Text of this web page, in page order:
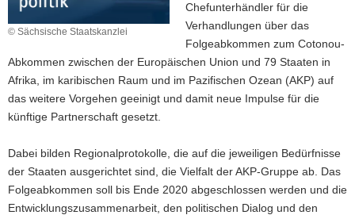
© Sächsische Staatskanzlei
Chefunterhändler für die
Verhandlungen über das
Folgeabkommen zum Cotonou-
Abkommen zwischen der Europäischen Union und 79 Staaten in
Afrika, im karibischen Raum und im Pazifischen Ozean (AKP) auf
das weitere Vorgehen geeinigt und damit neue Impulse für die
künftige Partnerschaft gesetzt.
Dabei bilden Regionalprotokolle, die auf die jeweiligen Bedürfnisse
der Staaten ausgerichtet sind, die Vielfalt der AKP-Gruppe ab. Das
Folgeabkommen soll bis Ende 2020 abgeschlossen werden und die
Entwicklungszusammenarbeit, den politischen Dialog und den